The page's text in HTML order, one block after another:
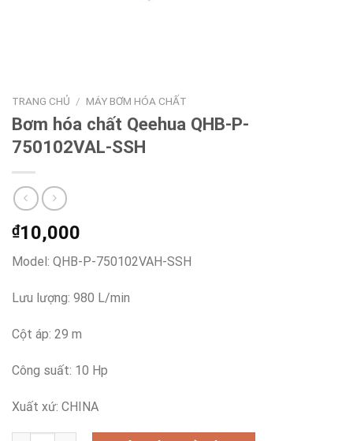
TRANG CHỦ / MÁY BƠM HÓA CHẤT
Bơm hóa chất Qeehua QHB-P-
750102VAL-SSH
₫10,000
Model: QHB-P-750102VAH-SSH
Lưu lượng: 980 L/min
Cột áp: 29 m
Công suất: 10 Hp
Xuất xứ: CHINA